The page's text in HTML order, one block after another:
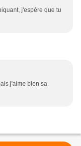
j'espère que tu
j'aime bien sa